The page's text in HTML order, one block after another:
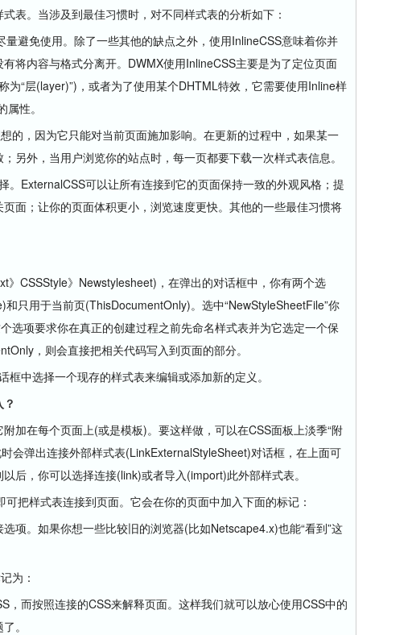
。当涉及到最佳习惯时，对不同样式表的分析如下：
免使用。除了一些其他的缺点之外，使用InlineCSS意味着你并
将内容与格式分离开。DWMX使用InlineCSS主要是为了定位页面
为“层(layer)”)，或者为了使用某个DHTML特效，它需要使用Inline样
性。
，因为它只能对当前页面施加影响。在更新的过程中，如果某一
另外，当用户浏览你的站点时，每一页都要下载一次样式表信息。
ExternalCSS可以让所有连接到它的页面保持一致的外观风格；提
面；让你的页面体积更小，浏览速度更快。其他的一些最佳习惯将
CSSStyle》Newstylesheet)，在弹出的对话框中，你有两个选
只用于当前页(ThisDocumentOnly)。选中“NewStyleSheetFile”你
选项要求你在真正的创建过程之前先命名样式表并为它选定一个保
，则会直接把相关代码写入到页面的部分。
中选择一个现存的样式表来编辑或添加新的定义。
在每个页面上(或是模板)。要这样做，可以在CSS面板上淡季“附
会弹出连接外部样式表(LinkExternalStyleSheet)对话框，在上面可
后，你可以选择连接(link)或者导入(import)此外部样式表。
把样式表连接到页面。它会在你的页面中加入下面的标记：
。如果你想一些比较旧的浏览器(比如Netscape4.x)也能“看到”这
为：
而按照连接的CSS来解释页面。这样我们就可以放心使用CSS中的
。